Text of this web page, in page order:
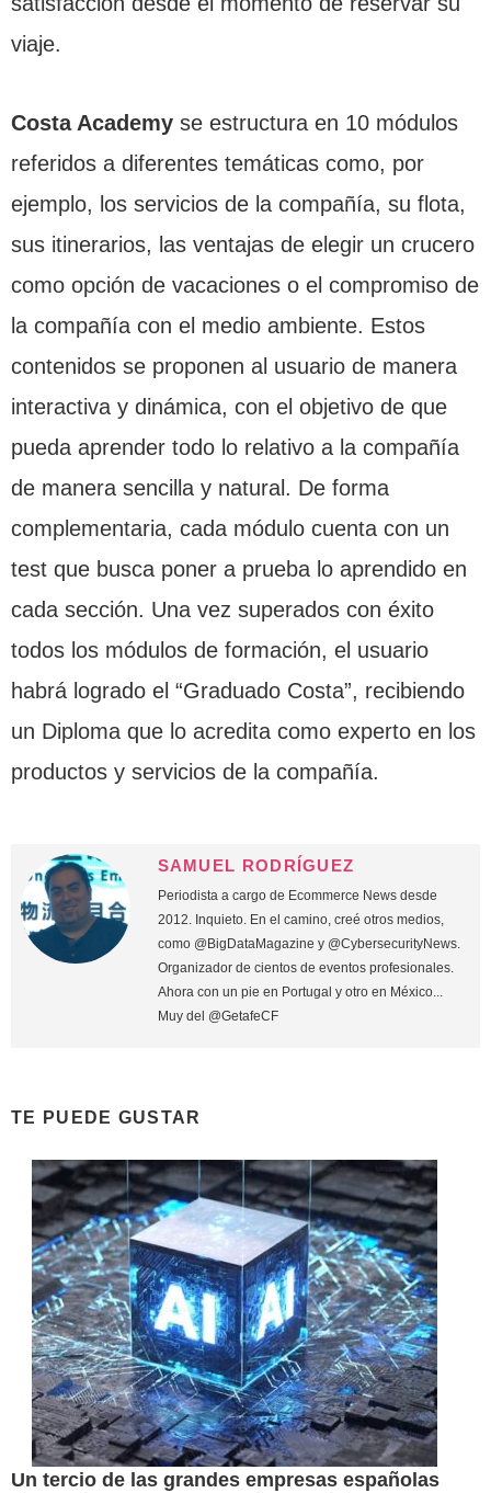
viaje.
Costa Academy se estructura en 10 módulos
referidos a diferentes temáticas como, por
ejemplo, los servicios de la compañía, su flota,
sus itinerarios, las ventajas de elegir un crucero
como opción de vacaciones o el compromiso de
la compañía con el medio ambiente. Estos
contenidos se proponen al usuario de manera
interactiva y dinámica, con el objetivo de que
pueda aprender todo lo relativo a la compañía
de manera sencilla y natural. De forma
complementaria, cada módulo cuenta con un
test que busca poner a prueba lo aprendido en
cada sección. Una vez superados con éxito
todos los módulos de formación, el usuario
habrá logrado el “Graduado Costa”, recibiendo
un Diploma que lo acredita como experto en los
productos y servicios de la compañía.
SAMUEL RODRÍGUEZ
Periodista a cargo de Ecommerce News desde
2012. Inquieto. En el camino, creé otros medios,
como @BigDataMagazine y @CybersecurityNews.
Organizador de cientos de eventos profesionales.
Ahora con un pie en Portugal y otro en México...
Muy del @GetafeCF
TE PUEDE GUSTAR
Un tercio de las grandes empresas españolas